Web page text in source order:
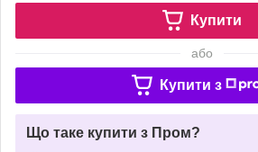
Купити
або
Купити з
Що таке купити з Пром?